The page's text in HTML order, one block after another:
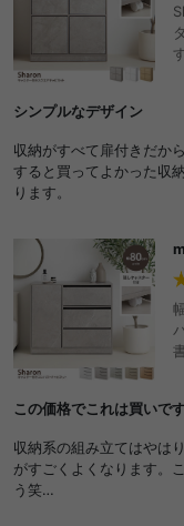
シンプルなデザイン
収納がすべて扉付きだか
すると買ってよかった収
ります。
い
この価格でこれは買いです
収納系の組み立てはやは
がすごくよくなります。
う笑